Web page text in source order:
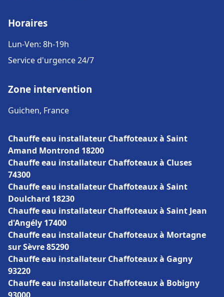
Horaires
Lun-Ven: 8h-19h
Service d'urgence 24/7
Zone intervention
Guichen, France
Chauffe eau installateur Chaffoteaux à Saint
Amand Montrond 18200
Chauffe eau installateur Chaffoteaux à Cluses
74300
Chauffe eau installateur Chaffoteaux à Saint
Doulchard 18230
Chauffe eau installateur Chaffoteaux à Saint Jean
d'Angély 17400
Chauffe eau installateur Chaffoteaux à Mortagne
sur Sèvre 85290
Chauffe eau installateur Chaffoteaux à Gagny
93220
Chauffe eau installateur Chaffoteaux à Bobigny